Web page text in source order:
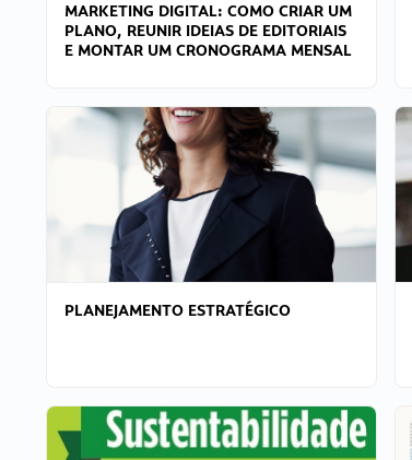
MARKETING DIGITAL: COMO CRIAR UM
PLANO, REUNIR IDEIAS DE EDITORIAIS
E MONTAR UM CRONOGRAMA MENSAL
PLANEJAMENTO ESTRATÉGICO